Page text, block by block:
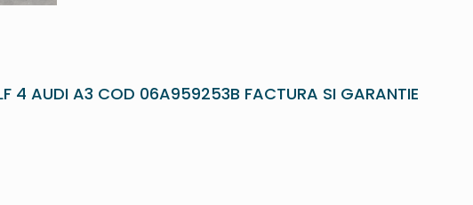
4 AUDI A3 COD 06A959253B FACTURA SI GARANTIE